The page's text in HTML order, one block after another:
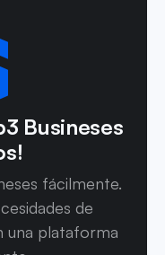
Busineses
fácilmente.
de
una plataforma